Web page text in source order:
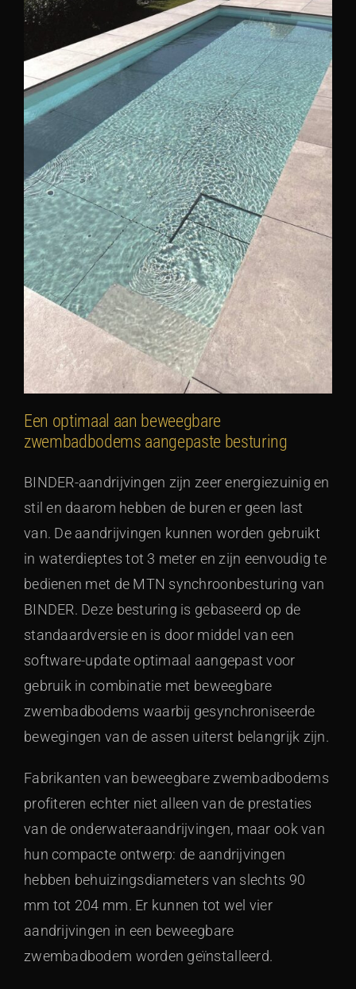
Een optimaal aan beweegbare
zwembadbodems aangepaste besturing
BINDER-aandrijvingen zijn zeer energiezuinig en
stil en daarom hebben de buren er geen last
van. De aandrijvingen kunnen worden gebruikt
in waterdieptes tot 3 meter en zijn eenvoudig te
bedienen met de MTN synchroonbesturing van
BINDER. Deze besturing is gebaseerd op de
standaardversie en is door middel van een
software-update optimaal aangepast voor
gebruik in combinatie met beweegbare
zwembadbodems waarbij gesynchroniseerde
bewegingen van de assen uiterst belangrijk zijn.
Fabrikanten van beweegbare zwembadbodems
profiteren echter niet alleen van de prestaties
van de onderwateraandrijvingen, maar ook van
hun compacte ontwerp: de aandrijvingen
hebben behuizingsdiameters van slechts 90
mm tot 204 mm. Er kunnen tot wel vier
aandrijvingen in een beweegbare
zwembadbodem worden geïnstalleerd.